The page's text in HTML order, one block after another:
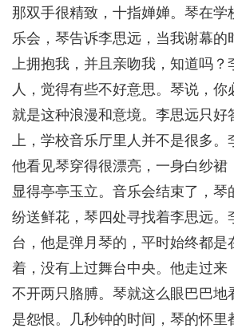
那双手很精致，十指婵婵。琴在学
乐会，琴告诉李思远，当我谢幕的
上拥抱我，并且亲吻我，知道吗？
人，觉得有些不好意思。琴说，你
就是这种浪漫和意境。李思远只好
上，学校音乐厅里人并不是很多。
他看见琴穿得很漂亮，一身白纱裙
显得亭亭玉立。音乐会结束了，琴
纷送鲜花，琴四处寻找着李思远。
台，他是弹月琴的，平时始终都是
着，没有上过舞台中央。他走过来
不开两只胳膊。琴就这么眼巴巴地
是怨恨。几秒钟的时间，琴的怀里